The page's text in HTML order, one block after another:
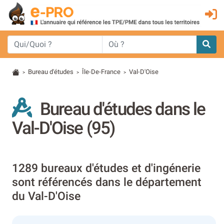
> Bureau d'études > Île-De-France > Val-D'Oise
Bureau d'études dans le
Val-D'Oise (95)
1289 bureaux d'études et d'ingénerie
sont référencés dans le département
du Val-D'Oise